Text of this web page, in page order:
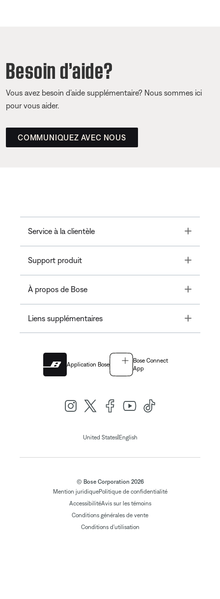
Besoin d’aide?
Vous avez besoin d’aide supplémentaire? Nous sommes ici
pour vous aider.
COMMUNIQUEZ AVEC NOUS
Service à la clientèle Toggle
Support produit Toggle
À propos de Bose Toggle
Liens supplémentaires Toggle
Application Bose
Bose Connect
App
United States| English
© Bose Corporation 2026
Mention juridiquePolitique de confidentialité
AccessibilitéAvis sur les témoins
Conditions générales de vente
Conditions d'utilisation